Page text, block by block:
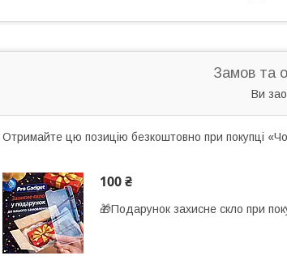
Замов та
Ви
Отримайте цю позицію безкоштовно при покупці
100 ₴
🎁Подарунок захисне скло при